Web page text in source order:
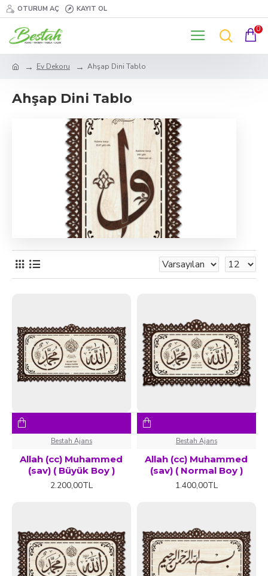
OTURUM AÇ KAYIT OL
0
Ev Dekoru Ahşap Dini Tablo
Ahşap Dini Tablo
Bestah Ajans
Allah (cc) Muhammed
(sav) ( Büyük Boy )
2.200,00TL
Bestah Ajans
Allah (cc) Muhammed
(sav) ( Normal Boy )
1.400,00TL